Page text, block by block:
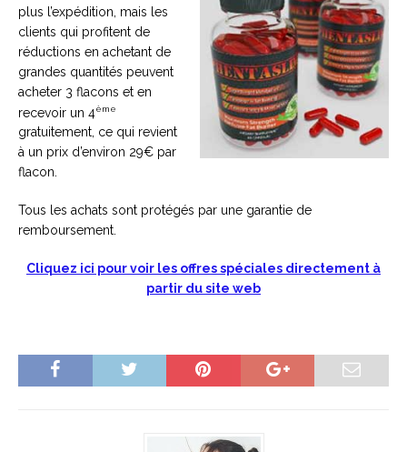
plus l’expédition, mais les
clients qui profitent de
réductions en achetant de
grandes quantités peuvent
acheter 3 flacons et en
recevoir un 4ème
gratuitement, ce qui revient
à un prix d’environ 29€ par
flacon.
Tous les achats sont protégés par une garantie de
remboursement.
Cliquez ici pour voir les offres spéciales directement à
partir du site web